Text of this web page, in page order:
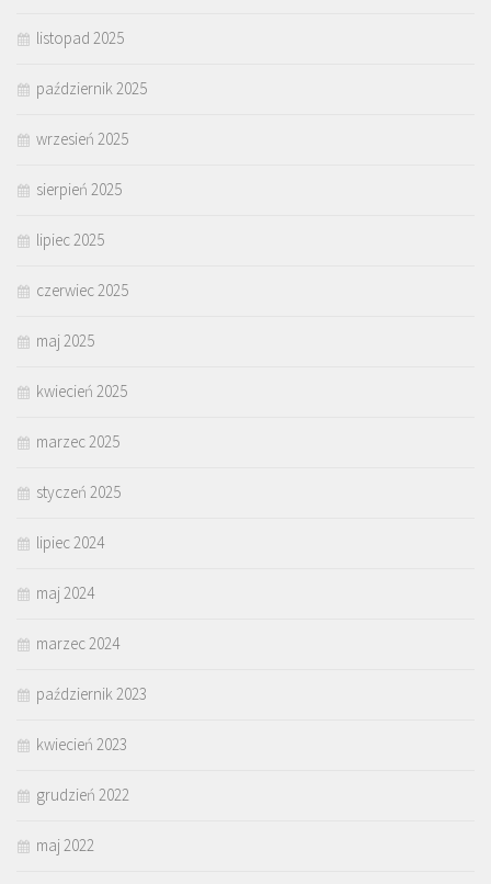
listopad 2025
październik 2025
wrzesień 2025
sierpień 2025
lipiec 2025
czerwiec 2025
maj 2025
kwiecień 2025
marzec 2025
styczeń 2025
lipiec 2024
maj 2024
marzec 2024
październik 2023
kwiecień 2023
grudzień 2022
maj 2022